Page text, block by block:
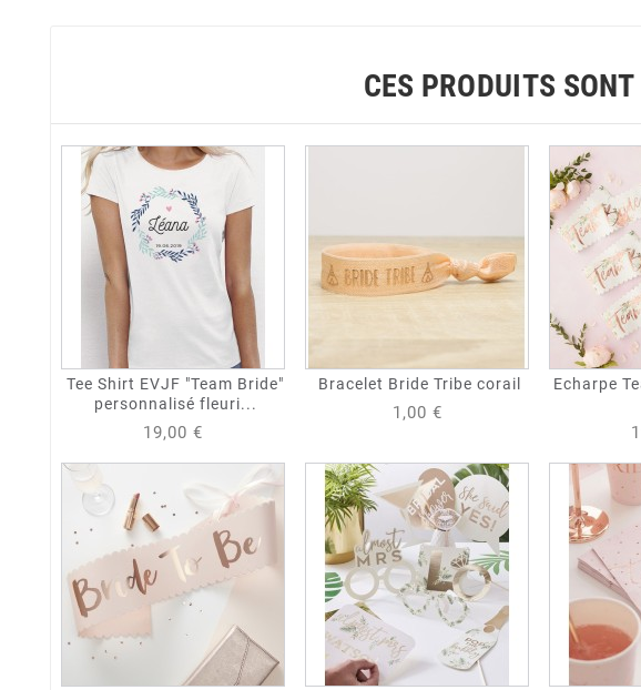
CES PRODUITS
Tee Shirt EVJF "Team Bride"
personnalisé fleuri...
19,00 €
Bracelet Bride Tribe corail
1,00 €
Echarpe